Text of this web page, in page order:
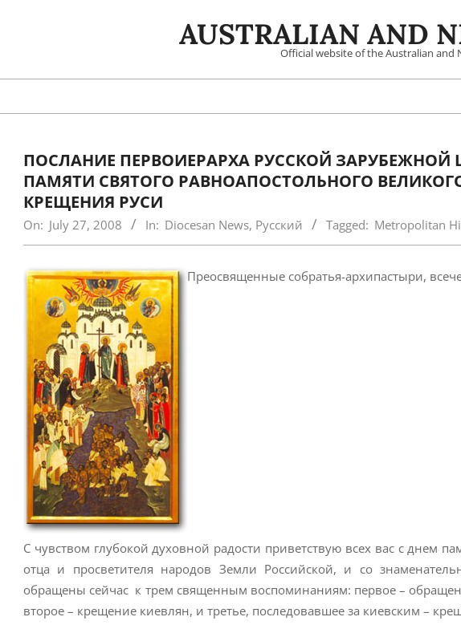
AUSTRALIAN AND
Official website of the Australian and
ПОСЛАНИЕ ПЕРВОИЕРАРХА РУССКОЙ ЗАРУБЕЖНОЙ
ПАМЯТИ СВЯТОГО РАВНОАПОСТОЛЬНОГО
КРЕЩЕНИЯ РУСИ
On: July 27, 2008 In: Diocesan News, Русский Tagged: Metropolitan
Преосвященные собратья-архипастыри,
С чувством глубокой духовной радости приветствую всех вас с днем
отца и просветителя народов Земли Российской, и со
обращены сейчас к трем священным воспоминаниям: первое –
второе – крещение киевлян, и третье, последовавшее за киевским –